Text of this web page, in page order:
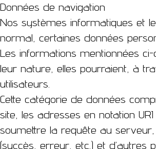
Données de navigation
Nos systèmes informatiques et
normal, certaines données
Les informations mentionnées
leur nature, elles pourraient, à
utilisateurs.
Cette catégorie de données
site, les adresses en notation
soumettre la requête au
(succès, erreur, etc.) et d’autres